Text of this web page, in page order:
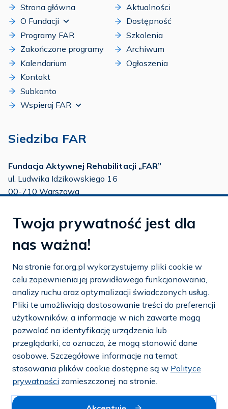
Strona główna
O Fundacji
Programy FAR
Zakończone programy
Kalendarium
Kontakt
Subkonto
Wspieraj FAR
Aktualności
Dostępność
Szkolenia
Archiwum
Ogłoszenia
Siedziba FAR
Fundacja Aktywnej Rehabilitacji „FAR”
ul. Ludwika Idzikowskiego 16
00-710 Warszawa
tel.:22 651 88 03
22 858 26 39
tel.:22 642 22 91
e-mail:info@far.org.pl
© 2026 — FAR.org.pl
Polityka prywatności i cookies
Mapa strony
Dostosuj cookies
Twoja prywatność jest dla
nas ważna!
Na stronie far.org.pl wykorzystujemy pliki cookie w
celu zapewnienia jej prawidłowego funkcjonowania,
analizy ruchu oraz optymalizacji świadczonych usług.
Pliki te umożliwiają dostosowanie treści do preferencji
użytkowników, a informacje w nich zawarte mogą
pozwalać na identyfikację urządzenia lub
przeglądarki, co oznacza, że mogą stanowić dane
osobowe. Szczegółowe informacje na temat
stosowania plików cookie dostępne są w Polityce
prywatności zamieszczonej na stronie.